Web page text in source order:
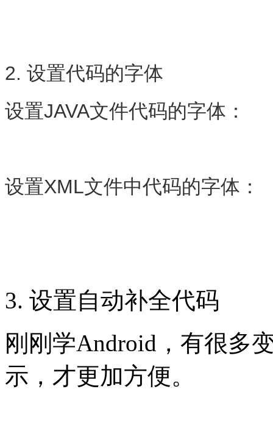
2. 设置代码的字体
设置JAVA文件代码的字体：
设置XML文件中代码的字体：
3. 设置自动补全代码
刚刚学Android，有很多
示，才更加方便。